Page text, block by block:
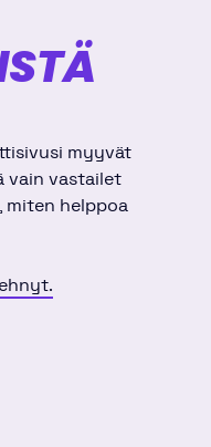
myyvät
vain vastailet
helppoa